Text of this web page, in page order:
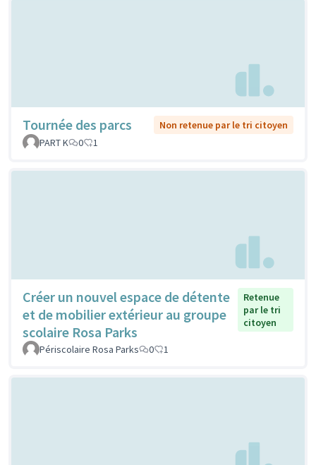
Tournée des parcs
Non retenue par le tri citoyen
PART K
0 1
Créer un nouvel espace de détente
et de mobilier extérieur au groupe
scolaire Rosa Parks
Retenue
par le tri
citoyen
Périscolaire Rosa Parks 0 1